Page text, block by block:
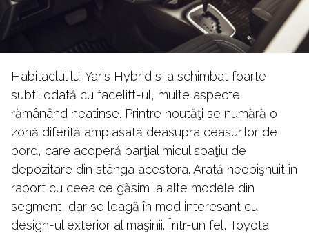
Habitaclul lui Yaris Hybrid s-a schimbat foarte
subtil odată cu facelift-ul, multe aspecte
rămânând neatinse. Printre noutăţi se numără o
zonă diferită amplasată deasupra ceasurilor de
bord, care acoperă parţial micul spaţiu de
depozitare din stânga acestora. Arată neobişnuit în
raport cu ceea ce găsim la alte modele din
segment, dar se leagă în mod interesant cu
design-ul exterior al maşinii. Într-un fel, Toyota